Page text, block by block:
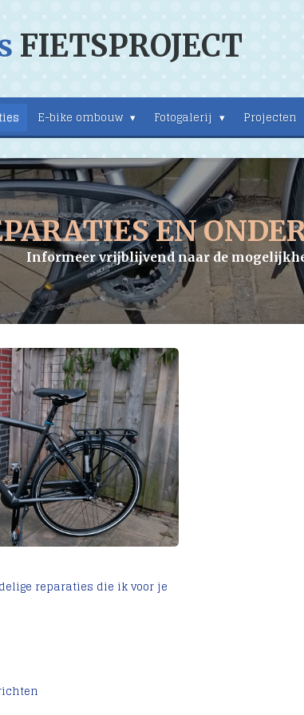
FIETSPROJECT
E-bike ombouw Fotogalerij Projecten
EN
Informeer vrijblijvend naar de
reparaties die ik voor je